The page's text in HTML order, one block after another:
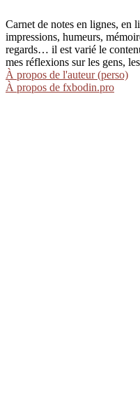
Carnet de notes en lignes, en
impressions, humeurs,
regards… il est varié le
mes réflexions sur les gens,
À propos de l'auteur (perso)
À propos de fxbodin.pro